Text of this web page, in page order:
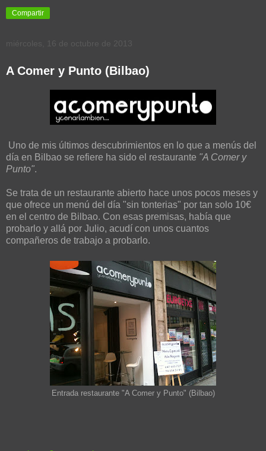
Compartir
miércoles, 16 de octubre de 2013
A Comer y Punto (Bilbao)
Uno de mis últimos descubrimientos en lo que a menús del
día en Bilbao se refiere ha sido el restaurante "A Comer y
Punto".
Se trata de un restaurante abierto hace unos pocos meses y
que ofrece un menú del día "sin tonterias" por tan solo 10€
en el centro de Bilbao. Con esas premisas, había que
probarlo y allá por Julio, acudí con unos cuantos
compañeros de trabajo a probarlo.
Entrada restaurante "A Comer y Punto" (Bilbao)